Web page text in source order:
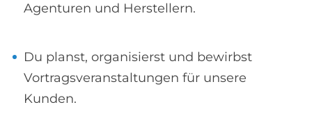
Agenturen und Herstellern.
Du planst, organisierst und bewirbst
Vortragsveranstaltungen für unsere
Kunden.